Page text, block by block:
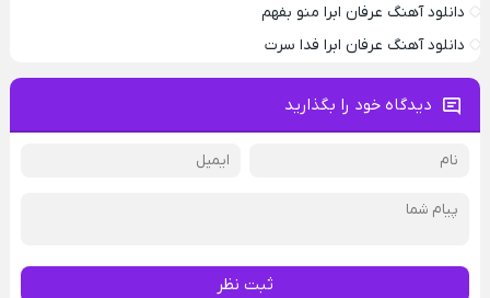
دانلود آهنگ عرفان ابرا منو بفهم
دانلود آهنگ عرفان ابرا فدا سرت
دیدگاه خود را بگذارید
ثبت نظر